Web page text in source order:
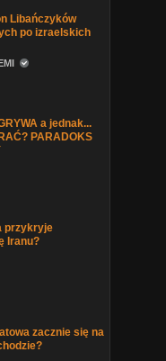
Libańczyków
po izraelskich
a jednak...
PARADOKS
przykryje
Iranu?
zacznie się na